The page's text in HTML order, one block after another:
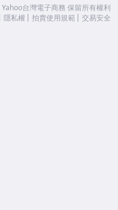
Yahoo台灣電子商務 保留所有權利
隱私權 拍賣使用規範 交易安全